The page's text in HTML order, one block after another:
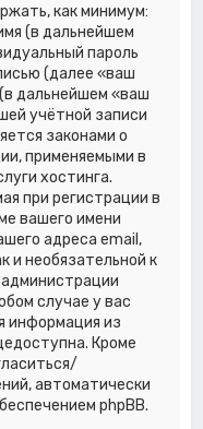
как минимум:
(в дальнейшем
пароль
(далее «ваш
дальнейшем «ваш
учётной записи
законами о
применяемыми в
хостинга.
при регистрации в
вашего имени
адреса email,
и необязательной к
случае у вас
информация из
Кроме
автоматически
phpBB.